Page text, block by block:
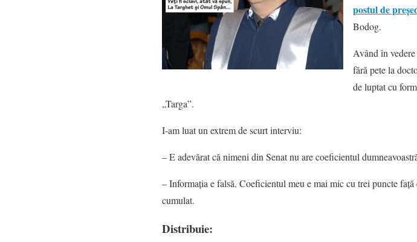
postul de
Bodog.
Având în
fără pete la
de luptat cu
„Targa”.
I-am luat un extrem de scurt interviu:
– E adevărat că nimeni din Senat nu are coeficientul
– Informaţia e falsă. Coeficientul meu e mai mic cu trei puncte
cumulat.
Distribuie: